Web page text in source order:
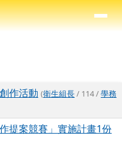
⏸
作活動 (衛生組長/ 114 /學務
提案競賽」實施計畫1份